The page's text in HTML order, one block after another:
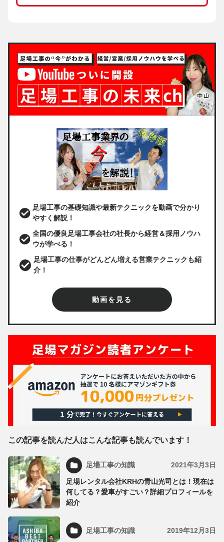
足場工事の基礎知識や最新テクニックを動画で分かり
やすく解説！
全国の優良足場工事会社の社長から経営＆採用ノウハ
ウが学べる！
足場工事の仕事がどんどん増える営業テクニックも紹
介！
動画を見る
この記事を読んだ人はこんな記事も読んでいます！
足場工事の知識 2021年3月3日
足場レンタル会社KRHの青山光司とは！現在は
何してる？愛車がすごい？詳細プロフィールを
紹介
足場工事の知識 2019年12月3日